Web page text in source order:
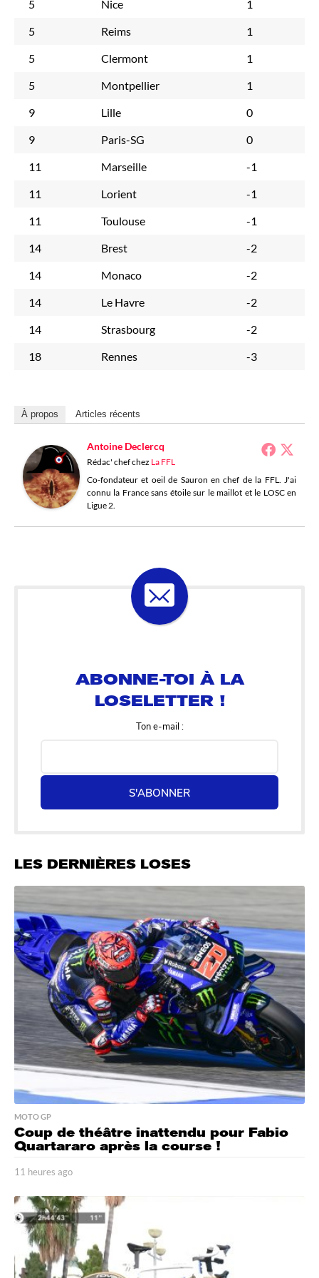
5 Nice
1
5
Reims
1
5
Clermont
1
5
Montpellier
1
9
Lille
0
9
Paris-SG
0
11
Marseille
-1
11
Lorient
-1
11
Toulouse
-1
14
Brest
-2
14
Monaco
-2
14
Le Havre
-2
14
Strasbourg
-2
18
Rennes -3
À propos Articles récents
Antoine Declercq
Rédac' chefchez La FFL
Co-fondateur et oeil de Sauron en chef de la FFL. J'ai
connu la France sans étoile sur le maillot et le LOSC en
Ligue 2.
Ton e-mail :
S'ABONNER
LES DERNIÈRES LOSES
MOTO GP
Coup de théâtre inattendu pour Fabio
Quartararo après la course !
11 heures ago
h
e
u
r
e
s